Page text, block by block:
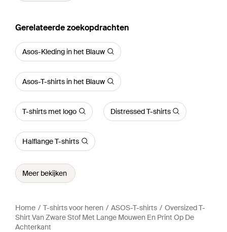
Gerelateerde zoekopdrachten
Asos-Kleding in het Blauw
Asos-T-shirts in het Blauw
T-shirts met logo Distressed T-shirts
Halflange T-shirts
Meer bekijken
Home T-shirts voor heren ASOS-T-shirts
Oversized T-
Shirt Van Zware Stof Met Lange Mouwen En Print Op De
Achterkant